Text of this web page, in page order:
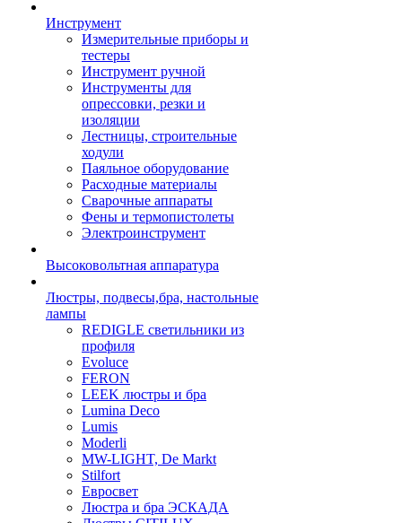
Инструмент
Измерительные приборы и
тестеры
Инструмент ручной
Инструменты для
опрессовки, резки и
изоляции
Лестницы, строительные
ходули
Паяльное оборудование
Расходные материалы
Сварочные аппараты
Фены и термопистолеты
Электроинструмент
Высоковольтная аппаратура
Люстры, подвесы,бра, настольные
лампы
REDIGLE светильники из
профиля
Evoluce
FERON
LEEK люстры и бра
Lumina Deco
Lumis
Moderli
MW-LIGHT, De Markt
Stilfort
Евросвет
Люстра и бра ЭСКАДА